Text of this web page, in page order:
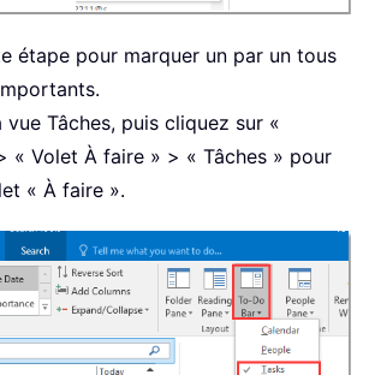
étape pour marquer un par un tous
vue Tâches, puis cliquez sur «
« Volet À faire » > « Tâches » pour
« À faire ».